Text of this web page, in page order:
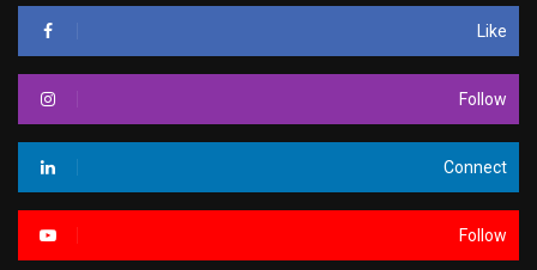
Like
Follow
Connect
Follow